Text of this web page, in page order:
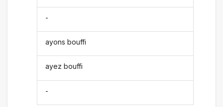
-
ayons bouffi
ayez bouffi
-